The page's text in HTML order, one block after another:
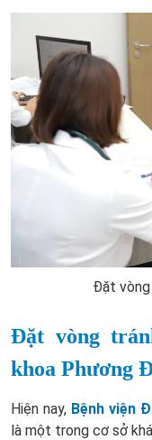
Đặt vòng
Đặt vòng
khoa Phương
Hiện nay, Bệnh viện
là một trong cơ sở